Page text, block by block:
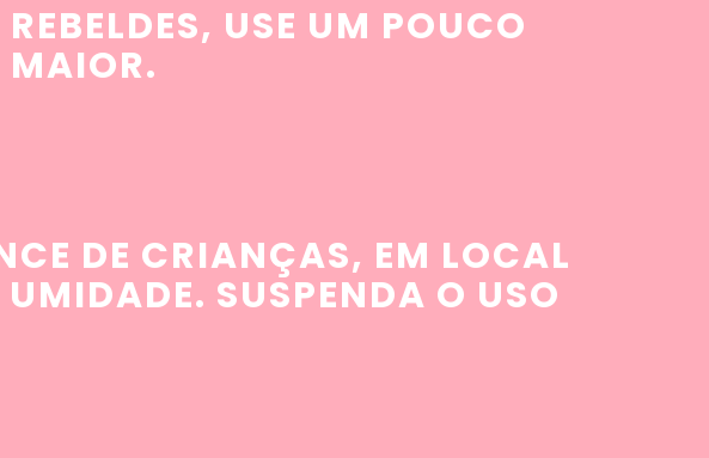
USE UM POUCO
MAIOR.
DE CRIANÇAS, EM LOCAL
SUSPENDA O USO